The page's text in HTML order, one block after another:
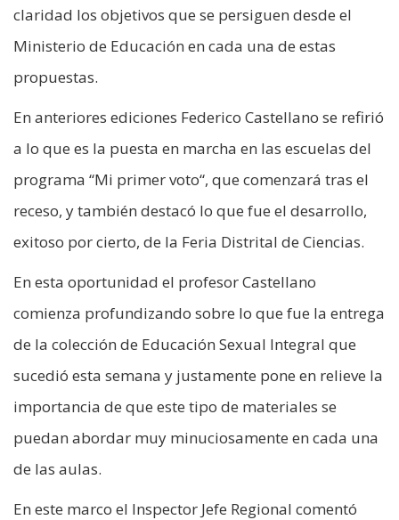
claridad los objetivos que se persiguen desde el
Ministerio de Educación en cada una de estas
propuestas.
En anteriores ediciones Federico Castellano se refirió
a lo que es la puesta en marcha en las escuelas del
programa “Mi primer voto“, que comenzará tras el
receso, y también destacó lo que fue el desarrollo,
exitoso por cierto, de la Feria Distrital de Ciencias.
En esta oportunidad el profesor Castellano
comienza profundizando sobre lo que fue la entrega
de la colección de Educación Sexual Integral que
sucedió esta semana y justamente pone en relieve la
importancia de que este tipo de materiales se
puedan abordar muy minuciosamente en cada una
de las aulas.
En este marco el Inspector Jefe Regional comentó